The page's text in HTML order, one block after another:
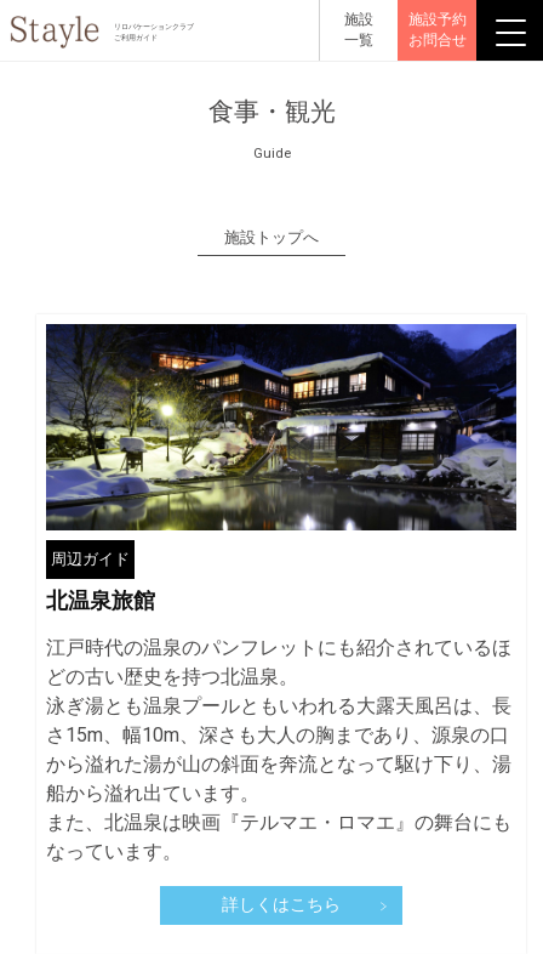
リロバケーションクラブ
ご利用ガイド
施設
一覧
施設予約
お問合せ
食事・観光
Guide
施設トップへ
周辺ガイド
北温泉旅館
江戸時代の温泉のパンフレットにも紹介されているほ
どの古い歴史を持つ北温泉。
泳ぎ湯とも温泉プールともいわれる大露天風呂は、長
さ15m、幅10m、深さも大人の胸まであり、源泉の口
から溢れた湯が山の斜面を奔流となって駆け下り、湯
船から溢れ出ています。
また、北温泉は映画『テルマエ・ロマエ』の舞台にも
なっています。
詳しくはこちら